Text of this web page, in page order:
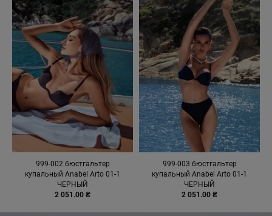
999-002 бюстгальтер
купальный Anabel Arto 01-1
ЧЕРНЫЙ
2 051.00 ₴
999-003 бюстгальтер
купальный Anabel Arto 01-1
ЧЕРНЫЙ
2 051.00 ₴